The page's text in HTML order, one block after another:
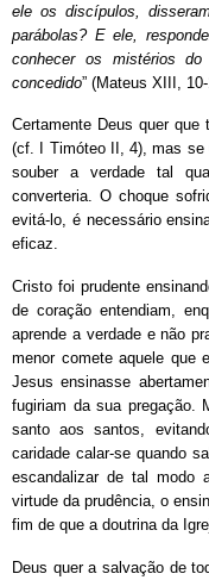
ele os discípulos,
parábolas? E ele,
conhecer os mistérios
concedido” (Mateus XIII, 10-
Certamente Deus quer que
(cf. I Timóteo II, 4), mas se
souber a verdade tal
converteria. O choque
evitá-lo, é necessário
eficaz.
Cristo foi prudente
de coração entendiam,
aprende a verdade e não
menor comete aquele que
Jesus ensinasse
fugiriam da sua pregação.
santo aos santos,
caridade calar-se quando
escandalizar de tal modo
virtude da prudência, o
fim de que a doutrina da
Deus quer a salvação de